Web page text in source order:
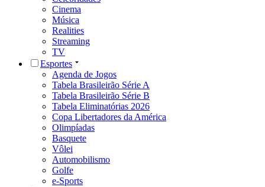
Cinema
Música
Realities
Streaming
TV
Esportes
Agenda de Jogos
Tabela Brasileirão Série A
Tabela Brasileirão Série B
Tabela Eliminatórias 2026
Copa Libertadores da América
Olimpíadas
Basquete
Vôlei
Automobilismo
Golfe
e-Sports